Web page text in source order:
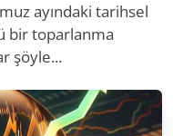
ayındaki tarihsel
bir toparlanma
şöyle...